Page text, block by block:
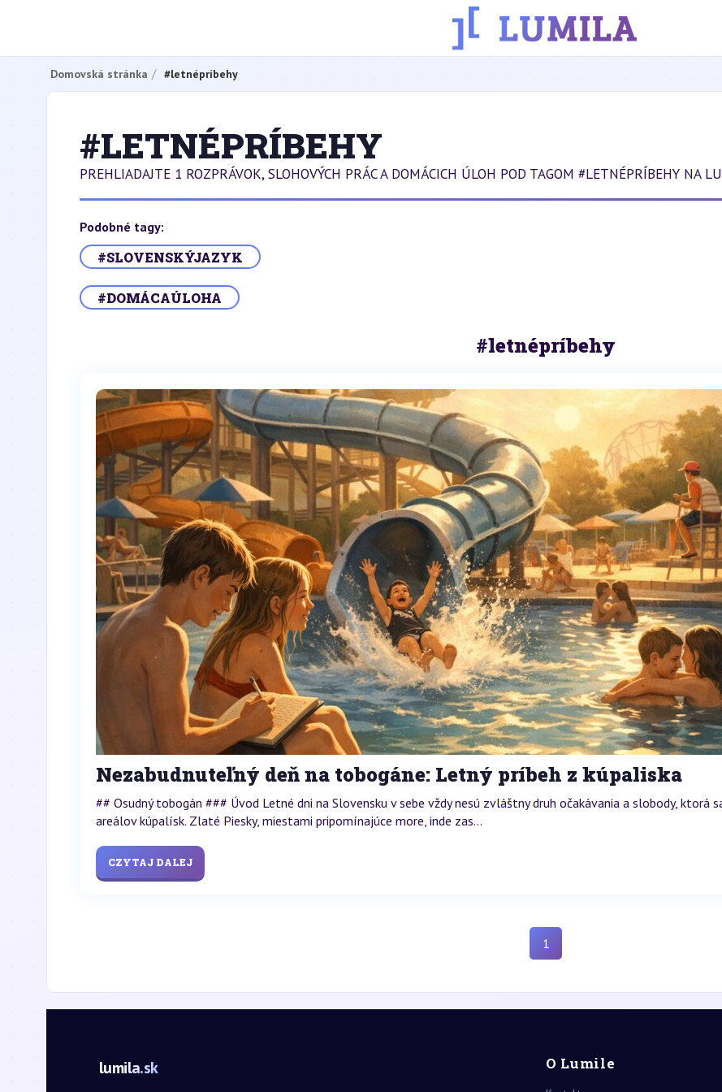
Domovská stránka #letnépríbehy
#LETNÉPRÍBEHY
PREHLIADAJTE 1 ROZPRÁVOK, SLOHOVÝCH PRÁC A DOMÁCICH ÚLOH POD TAGOM #LETNÉPRÍBEHY NA
Podobné tagy:
#SLOVENSKÝJAZYK
#DOMÁCAÚLOHA
#letnépríbehy
Nezabudnuteľný deň na tobogáne: Letný príbeh z kúpaliska
## Osudný tobogán ### Úvod Letné dni na Slovensku v sebe vždy nesú zvláštny druh očakávania a slobody, ktorá
areálov kúpalísk. Zlaté Piesky, miestami pripomínajúce more, inde zas...
CZYTAJ DALEJ
1
lumila.sk O Lumile